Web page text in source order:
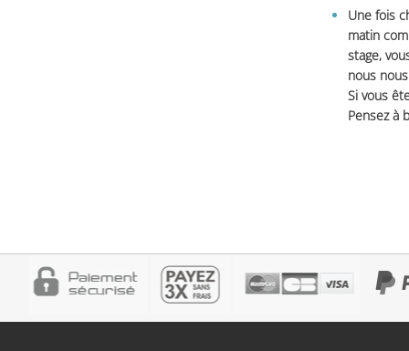
Une fois
matin
stage,
nous
Si vous
Pensez à